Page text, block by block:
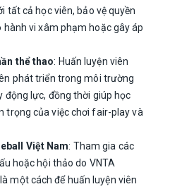
tất cả học viên, bảo vệ quyền
hành vi xâm phạm hoặc gây áp
thể thao: Huấn luyện viên
phát triển trong môi trường
động lực, đồng thời giúp học
trọng của việc chơi fair-play và
Việt Nam: Tham gia các
hoặc hội thảo do VNTA
một cách để huấn luyện viên